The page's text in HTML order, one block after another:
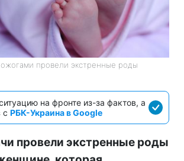
провели экстренные роды
на фронте из-за фактов, а
с РБК-Украина в Google
провели экстренные роды